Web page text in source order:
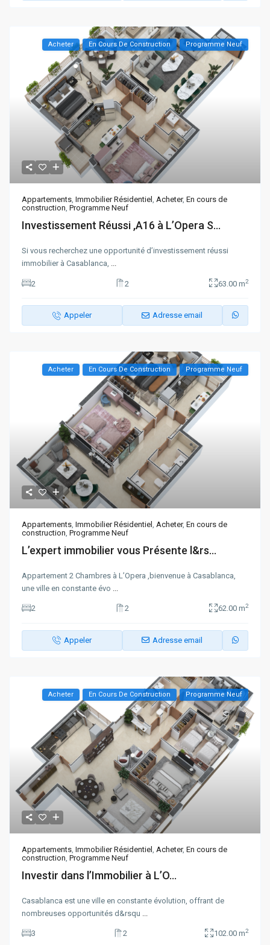
Acheter En Cours De Construction Programme Neuf
Appartements,Immobilier Résidentiel,Acheter,En cours de
construction,Programme Neuf
Investissement Réussi ,A16 à L’Opera S...
Si vous recherchez une opportunité d’investissement réussi
immobilier à Casablanca, ...
2 2 63.00 m2
Appeler Adresse email
Acheter En Cours De Construction Programme Neuf
Appartements ,Immobilier Résidentiel Acheter,En cours de
construction ,Programme Neuf
L’expert immobilier vous Présente l&rs...
Appartement 2 Chambres à L’Opera ,bienvenue à Casablanca,
une ville en constante évo
2 2 62.00 m2
Appeler Adresse email
Acheter En Cours De Construction Programme Neuf
Appartements ,Immobilier Résidentiel Acheter,En cours de
construction ,Programme Neuf
Investir dans l’Immobilier à L’O...
Casablanca est une ville en constante évolution, offrant de
nombreuses opportunités d&rsqu
3 2 102.00 m2